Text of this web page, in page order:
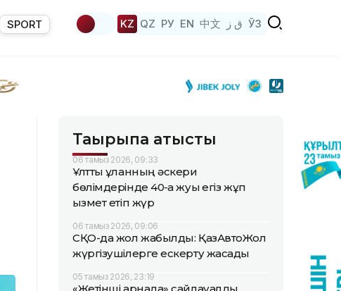
SPORT KZ QZ РУ EN 中文 ق ز ЎЗ
Тақырыпқа қатысты
06 тамыз 2026, 09:33
Ұлттық ұланның әскери
бөлімдерінде 40-қа жуық егіз жұп
қызмет етіп жүр
06 тамыз 2026, 09:06
СҚО-да жол жабылды: ҚазАвтоЖол
жүргізушілерге ескерту жасады
05 тамыз 2026, 23:19